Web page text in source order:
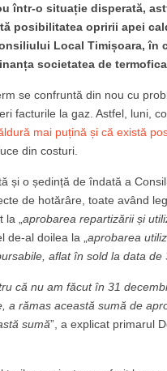
într-o situație disperată,
posibilitatea opririi apei
Local Timișoara, în
societatea de
se confruntă din nou cu
facturile la gaz. Astfel, luni,
mai puțină și că există
din costuri.
și o ședință de îndată a
de hotărâre, toate având
„ aprobarea repartizării și
de-al doilea la „ aprobarea
aflat în sold la data de
că nu am făcut în 31
a rămas această sumă de
sumă”, a explicat primarul